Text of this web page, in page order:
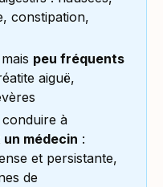
constipation,
peu fréquents
aiguë,
à
médecin :
et persistante,
de